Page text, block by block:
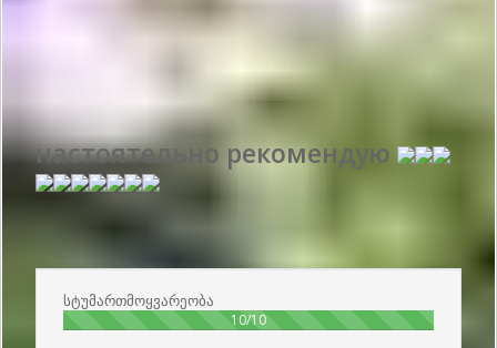
მწვანე ვარდი საშუალო
რეიტინგი: 10- სულ ხმა:3
настоятельно рекомендую
სტუმართმოყვარეობა
10/10100%